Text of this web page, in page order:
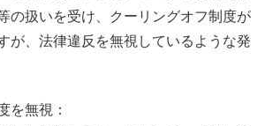
の扱いを受け、クーリングオフ制度が
が、法律違反を無視しているような発
を無視：